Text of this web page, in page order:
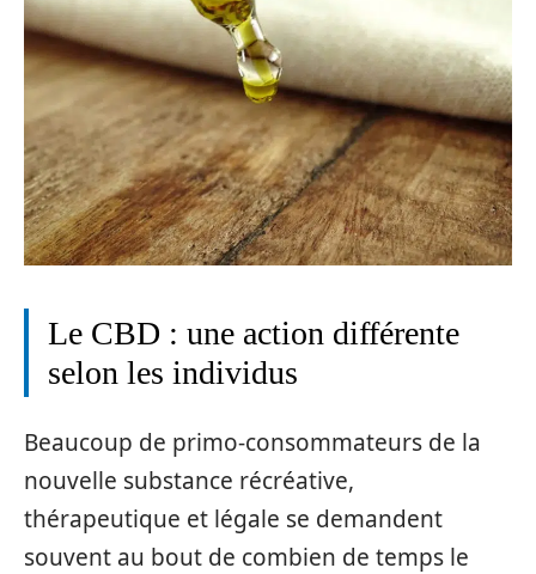
Le CBD : une action différente
selon les individus
Beaucoup de primo-consommateurs de la
nouvelle substance récréative,
thérapeutique et légale se demandent
souvent au bout de combien de temps le